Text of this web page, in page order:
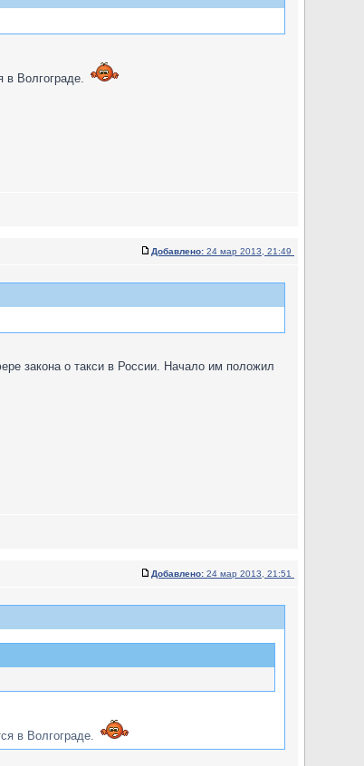
в Волгограде.
Добавлено: 24 мар 2013, 21:49
закона о такси в России. Начало им положил
Добавлено: 24 мар 2013, 21:51
в Волгограде.